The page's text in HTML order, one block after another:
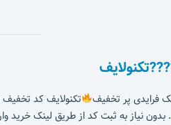
فرایدی پر تخفیف تکنولایف کد تخفیف تکنولایف : از 30 آبان تا 7 آذر
نیاز به ثبت کد از طریق لینک خرید